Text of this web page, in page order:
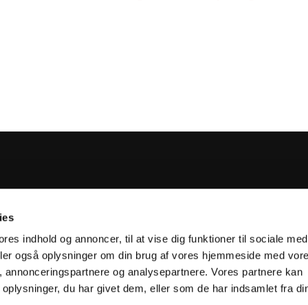
indhold og annoncer, til at vise dig funktioner til sociale
også oplysninger om din brug af vores hjemmeside med
og analysepartnere. Vores partnere kan
du har givet dem, eller som de har indsamlet fra
 Telefon 32 50 41 95
Cookiepolitik Tilgængelighedserklæring